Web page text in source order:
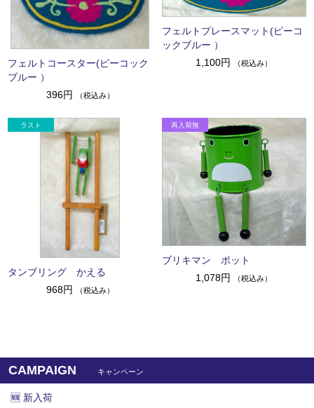
フェルトコースター(ピーコック
ブルー ）
396円
（税込み）
フェルトプレースマット(ピーコ
ックブルー ）
1,100円
（税込み）
タンブリング かえる
968円
（税込み）
ブリキマン ポット
1,078円
（税込み）
CAMPAIGN キャンペーン
🆕 新入荷